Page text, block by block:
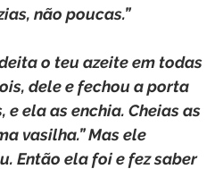
não poucas.”
o teu azeite em todas
dele e fechou a porta
e ela as enchia. Cheias as
vasilha.” Mas ele
Então ela foi e fez saber